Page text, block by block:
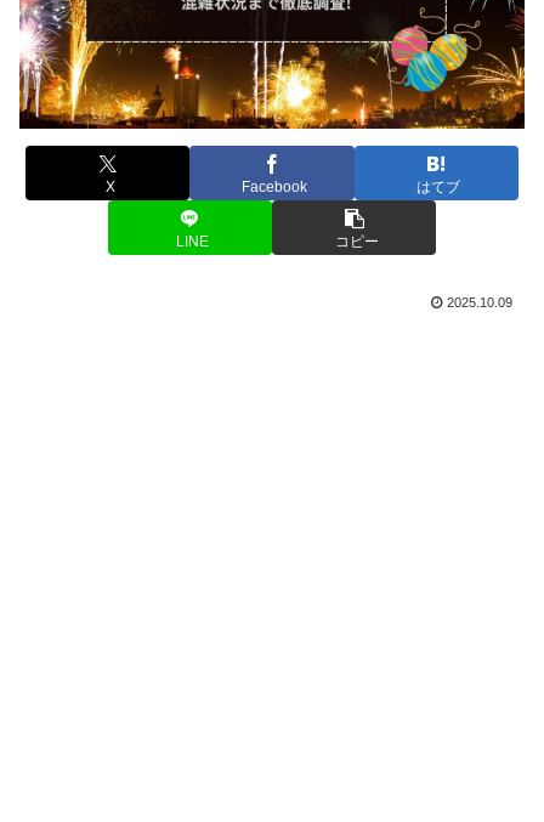
X Facebook はてブ
LINE コピー
2025.10.09